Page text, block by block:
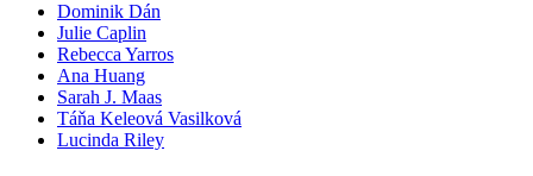
Dominik Dán
Julie Caplin
Rebecca Yarros
Ana Huang
Sarah J. Maas
Táňa Keleová Vasilková
Lucinda Riley